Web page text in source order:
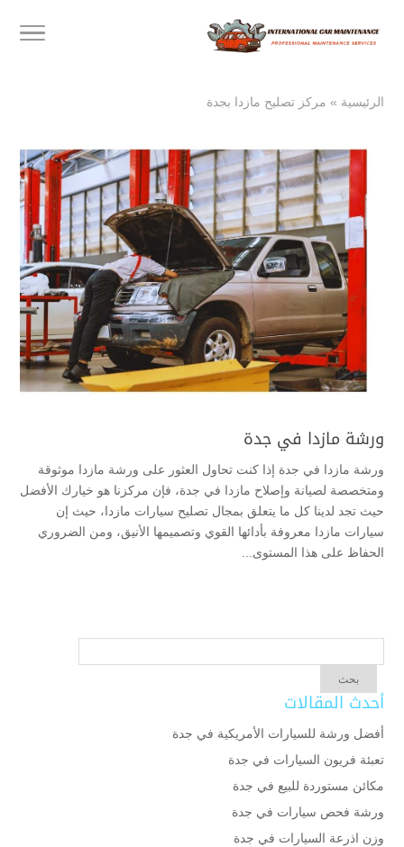
الرئيسية » مركز تصليح مازدا بجدة
ورشة مازدا في جدة
ورشة مازدا في جدة إذا كنت تحاول العثور على ورشة مازدا موثوقة
ومتخصصة لصيانة وإصلاح مازدا في جدة، فإن مركزنا هو خيارك الأفضل
حيث تجد لدينا كل ما يتعلق بمجال تصليح سيارات مازدا، حيث إن
سيارات مازدا معروفة بأدائها القوي وتصميمها الأنيق، ومن الضروري
الحفاظ على هذا المستوى...
أحدث المقالات
أفضل ورشة للسيارات الأمريكية في جدة
تعبئة فريون السيارات في جدة
مكائن مستوردة للبيع في جدة
ورشة فحص سيارات في جدة
وزن اذرعة السيارات في جدة